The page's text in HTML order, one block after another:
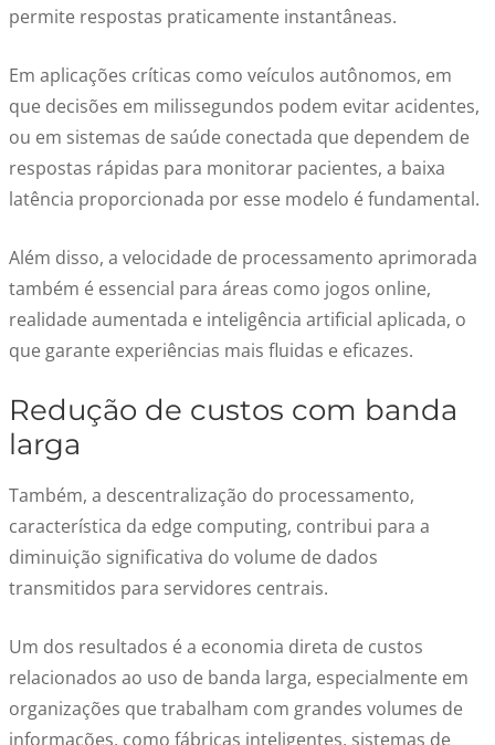
permite respostas praticamente instantâneas.
Em aplicações críticas como veículos autônomos, em
que decisões em milissegundos podem evitar acidentes,
ou em sistemas de saúde conectada que dependem de
respostas rápidas para monitorar pacientes, a baixa
latência proporcionada por esse modelo é fundamental.
Além disso, a velocidade de processamento aprimorada
também é essencial para áreas como jogos online,
realidade aumentada e inteligência artificial aplicada, o
que garante experiências mais fluidas e eficazes.
Redução de custos com banda
larga
Também, a descentralização do processamento,
característica da edge computing, contribui para a
diminuição significativa do volume de dados
transmitidos para servidores centrais.
Um dos resultados é a economia direta de custos
relacionados ao uso de banda larga, especialmente em
organizações que trabalham com grandes volumes de
informações, como fábricas inteligentes, sistemas de